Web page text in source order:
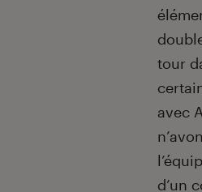
tour
avec
d’un